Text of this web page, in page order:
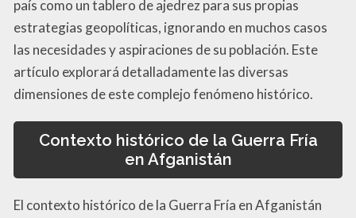
país como un tablero de ajedrez para sus propias
estrategias geopolíticas, ignorando en muchos casos
las necesidades y aspiraciones de su población. Este
artículo explorará detalladamente las diversas
dimensiones de este complejo fenómeno histórico.
Contexto histórico de la Guerra Fría
en Afganistán
El contexto histórico de la Guerra Fría en Afganistán